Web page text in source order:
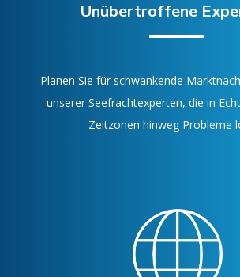
Unübertroffene
Planen Sie für schwankende
unserer Seefrachtexperten, die in
Zeitzonen hinweg Probleme